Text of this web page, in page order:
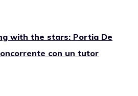
with the stars: Portia De
con un tutor